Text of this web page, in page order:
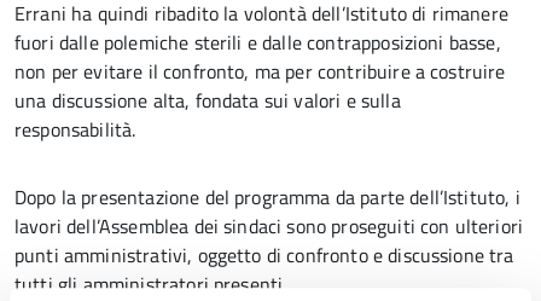
Errani ha quindi ribadito la volontà dell’Istituto di rimanere
fuori dalle polemiche sterili e dalle contrapposizioni basse,
non per evitare il confronto, ma per contribuire a costruire
una discussione alta, fondata sui valori e sulla
responsabilità.
Dopo la presentazione del programma da parte dell’Istituto, i
lavori dell’Assemblea dei sindaci sono proseguiti con ulteriori
punti amministrativi, oggetto di confronto e discussione tra
tutti gli amministratori presenti.